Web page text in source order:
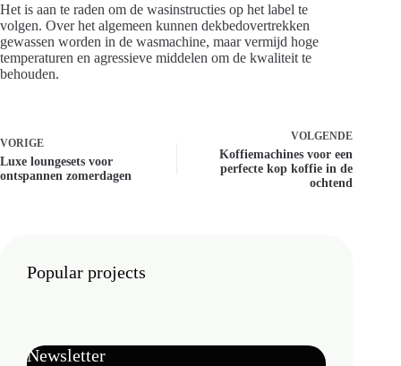
Het is aan te raden om de wasinstructies op het label te
volgen. Over het algemeen kunnen dekbedovertrekken
gewassen worden in de wasmachine, maar vermijd hoge
temperaturen en agressieve middelen om de kwaliteit te
behouden.
VORIGE
Luxe loungesets voor
ontspannen zomerdagen
VOLGENDE
Koffiemachines voor een
perfecte kop koffie in de
ochtend
Popular projects
Newsletter